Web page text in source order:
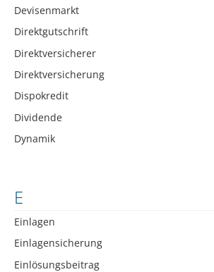
Devisenmarkt
Direktgutschrift
Direktversicherer
Direktversicherung
Dispokredit
Dividende
Dynamik
E
Einlagen
Einlagensicherung
Einlösungsbeitrag